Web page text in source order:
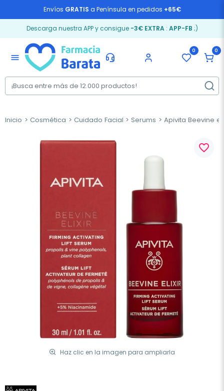
Envíos GRATIS a Península en pedidos +65€
Descarga nuestra APP y consigue -3€ EXTRA: APP-FB ;)
menu
0 0
Inicio Cosmética Cuidado Facial Serums Apivita Beevine
Haz clic en la imagen para ampliarla
favorite_border